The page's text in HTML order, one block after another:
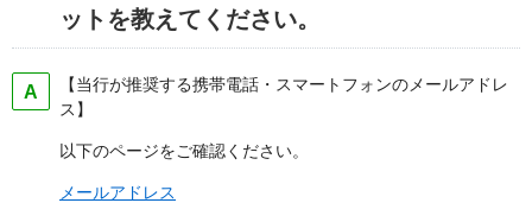
ットを教えてください。
【当行が推奨する携帯電話・スマートフォンのメールアドレ
ス】
以下のページをご確認ください。
メールアドレス